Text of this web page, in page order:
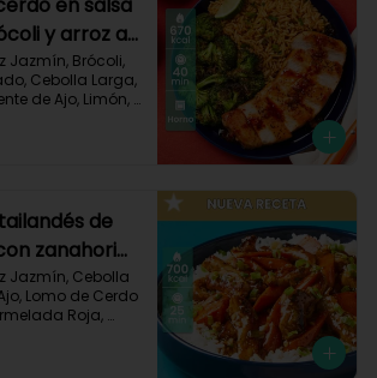
y arroz al
Jazmín, Brócoli,
Cebolla Larga,
de Ajo, Limón,
Roja,
de
zanahorias
Jazmín, Cebolla
Lomo de Cerdo
Roja,
Receta Impresa.